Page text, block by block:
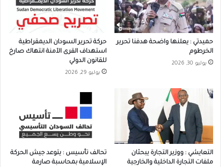
حميدتي : يعلنها واضحة هدفنا تحرير
الخرطوم
يوليو 30, 2026
حركة تحرير السودان الديمقراطية
استهداف القرى الآمنة انتهاك صارخ
للقانون الدولي
يوليو 29, 2026
التعايشي : ووزير التجارة يبحثان
ملفات التجارة الداخلية والخارجية
تحالف تأسيس : يتوعد جيش الحركة
الإسلامية بمحاسبة صارمة